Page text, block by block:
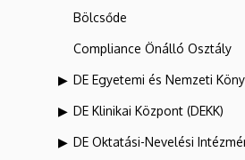
Bölcsőde
Compliance Önálló Osztály
DE Egyetemi és Nemzeti
DE Klinikai Központ (DEKK)
DE Oktatási-Nevelési